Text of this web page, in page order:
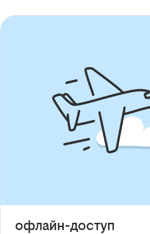
офлайн-доступ